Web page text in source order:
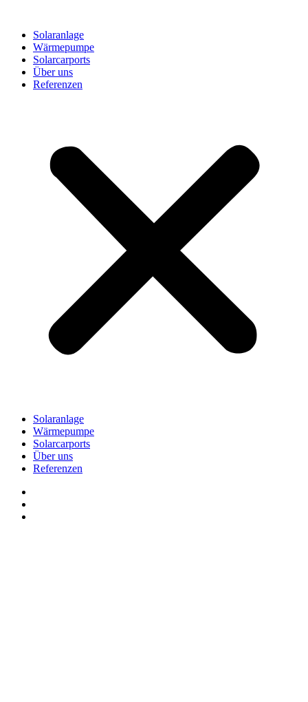
Solaranlage
Wärmepumpe
Solarcarports
Über uns
Referenzen
Solaranlage
Wärmepumpe
Solarcarports
Über uns
Referenzen